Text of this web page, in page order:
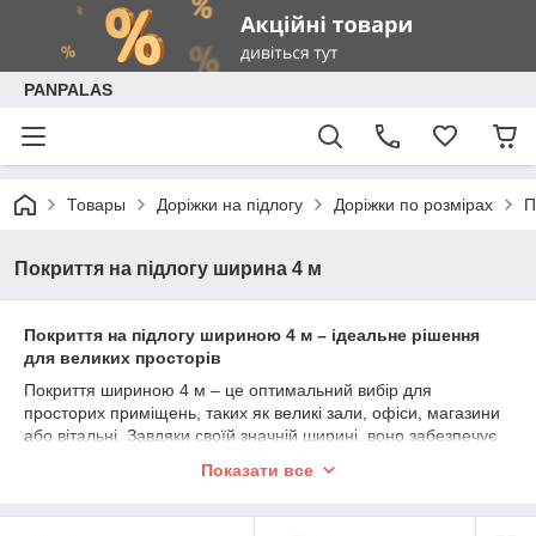
PANPALAS
Товары Доріжки на підлогу Доріжки по розмірах
Покриття на підлогу ширина 4 м
Покриття на підлогу шириною 4 м – ідеальне рішення
для великих просторів
Покриття шириною 4 м – це оптимальний вибір для
просторих приміщень, таких як великі зали, офіси, магазини
або вітальні. Завдяки своїй значній ширині, воно забезпечує
до будь-якого інтер’єру.
Переваги покриття шириною 4 м:
Показати все